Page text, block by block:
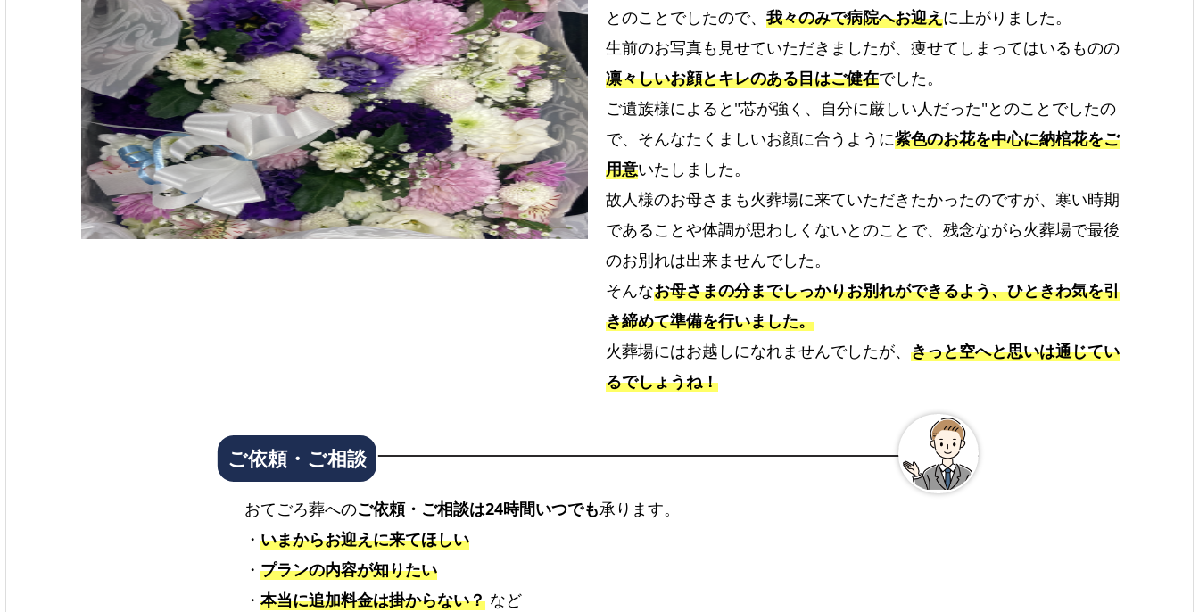
て
ご
ろ
葬
の
資
料
を
お
とのことでしたので、我々のみで病院へお迎えに上がりました。
生前のお写真も見せていただきましたが、痩せてしまってはいるものの
凛々しいお顔とキレのある目はご健在でした。
ご遺族様によると"芯が強く、自分に厳しい人だった"とのことでしたの
で、そんなたくましいお顔に合うように紫色のお花を中心に納棺花をご
用意いたしました。
故人様のお母さまも火葬場に来ていただきたかったのですが、寒い時期
であることや体調が思わしくないとのことで、残念ながら火葬場で最後
のお別れは出来ませんでした。
そんなお母さまの分までしっかりお別れができるよう、ひときわ気を引
き締めて準備を行いました。
火葬場にはお越しになれませんでしたが、きっと空へと思いは通じてい
るでしょうね！
おてごろ葬へのご依頼・ご相談は24時間いつでも承ります。
・ いまからお迎えに来てほしい
・ プランの内容が知りたい
・ 本当に追加料金は掛からない？など